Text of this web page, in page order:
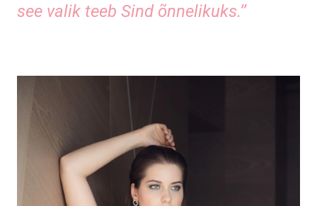
see valik teeb Sind õnnelikuks.’’